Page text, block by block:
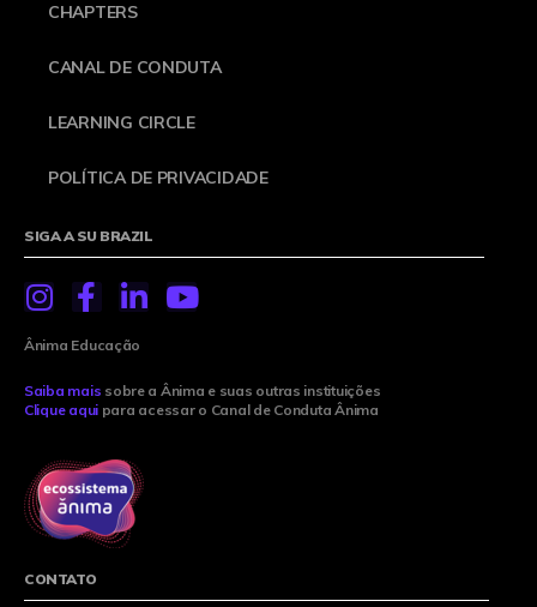
CHAPTERS
CANAL DE CONDUTA
LEARNING CIRCLE
POLÍTICA DE PRIVACIDADE
SIGA A SU BRAZIL
Ânima Educação
Saiba mais sobre a Ânima e suas outras instituições
Clique aqui para acessar o Canal de Conduta Ânima
CONTATO